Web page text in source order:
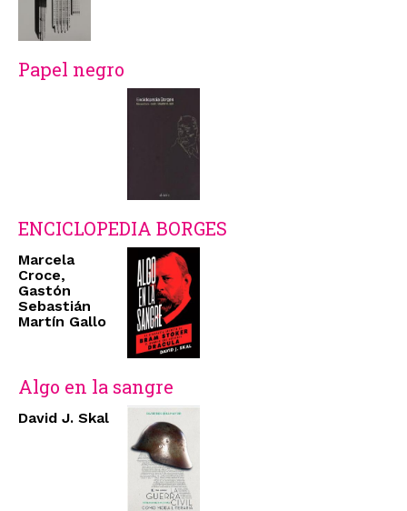
Papel negro
ENCICLOPEDIA BORGES
Marcela
Croce,
Gastón
Sebastián
Martín Gallo
Algo en la sangre
David J. Skal